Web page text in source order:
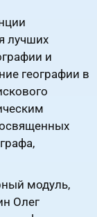
лучших
и
географии в
модуль,
Олег